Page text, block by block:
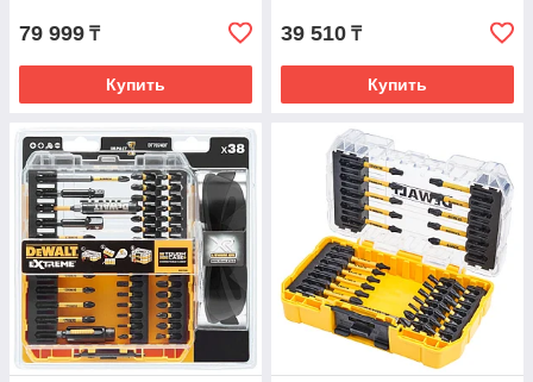
79 999 ₸
Купить
39 510 ₸
Купить